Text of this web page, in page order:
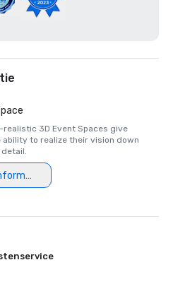
realistic 3D Event Spaces give
ability to realize their vision down